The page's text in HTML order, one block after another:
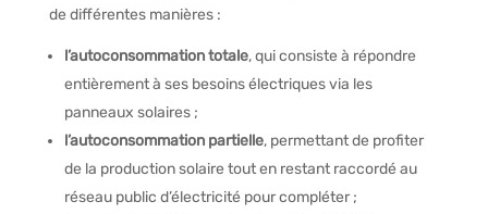
de différentes manières :
l’autoconsommation totale, qui consiste à répondre
entièrement à ses besoins électriques via les
panneaux solaires ;
l’autoconsommation partielle, permettant de profiter
de la production solaire tout en restant raccordé au
réseau public d’électricité pour compléter ;